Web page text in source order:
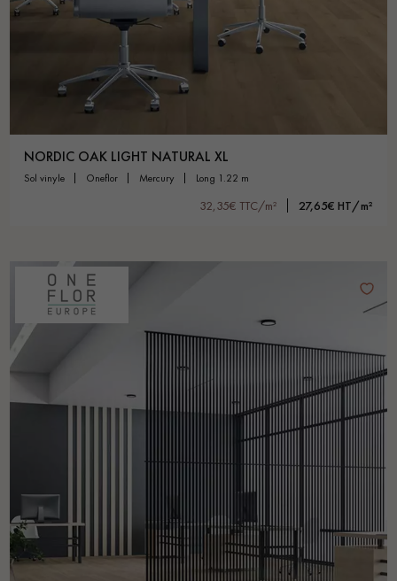
NORDIC OAK LIGHT NATURAL XL
sol vinyle oneflor mercury long 1.22 m
32,35€ TTC/m² 27,65€ HT/m²